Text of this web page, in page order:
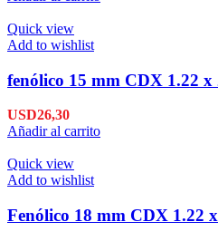
Quick view
Add to wishlist
fenólico 15 mm CDX 1.22 x
USD26,30
Añadir al carrito
Quick view
Add to wishlist
Fenólico 18 mm CDX 1.22